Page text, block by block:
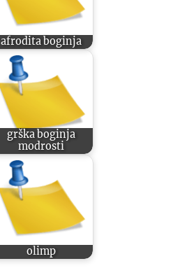
afrodita boginja
grška boginja
modrosti
olimp